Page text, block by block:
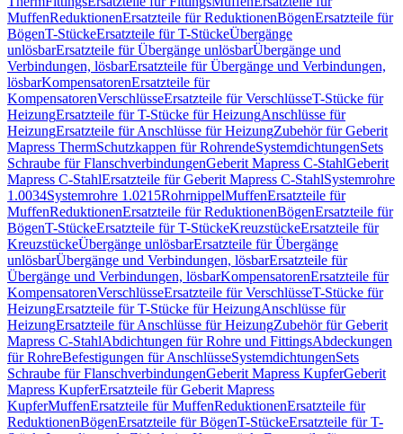
MuffenReduktionenErsatzteile für ReduktionenBögenErsatzteile für
BögenT-StückeErsatzteile für T-StückeÜbergänge
unlösbarErsatzteile für Übergänge unlösbarÜbergänge und
Verbindungen, lösbarErsatzteile für Übergänge und Verbindungen,
lösbarKompensatorenErsatzteile für
KompensatorenVerschlüsseErsatzteile für VerschlüsseT-Stücke für
HeizungErsatzteile für T-Stücke für HeizungAnschlüsse für
HeizungErsatzteile für Anschlüsse für HeizungZubehör für Geberit
Mapress ThermSchutzkappen für RohrendeSystemdichtungenSets
Schraube für FlanschverbindungenGeberit Mapress C-StahlGeberit
Mapress C-StahlErsatzteile für Geberit Mapress C-StahlSystemrohre
1.0034Systemrohre 1.0215RohrnippelMuffenErsatzteile für
MuffenReduktionenErsatzteile für ReduktionenBögenErsatzteile für
BögenT-StückeErsatzteile für T-StückeKreuzstückeErsatzteile für
KreuzstückeÜbergänge unlösbarErsatzteile für Übergänge
unlösbarÜbergänge und Verbindungen, lösbarErsatzteile für
Übergänge und Verbindungen, lösbarKompensatorenErsatzteile für
KompensatorenVerschlüsseErsatzteile für VerschlüsseT-Stücke für
HeizungErsatzteile für T-Stücke für HeizungAnschlüsse für
HeizungErsatzteile für Anschlüsse für HeizungZubehör für Geberit
Mapress C-StahlAbdichtungen für Rohre und FittingsAbdeckungen
für RohreBefestigungen für AnschlüsseSystemdichtungenSets
Schraube für FlanschverbindungenGeberit Mapress KupferGeberit
Mapress KupferErsatzteile für Geberit Mapress
KupferMuffenErsatzteile für MuffenReduktionenErsatzteile für
ReduktionenBögenErsatzteile für BögenT-StückeErsatzteile für T-